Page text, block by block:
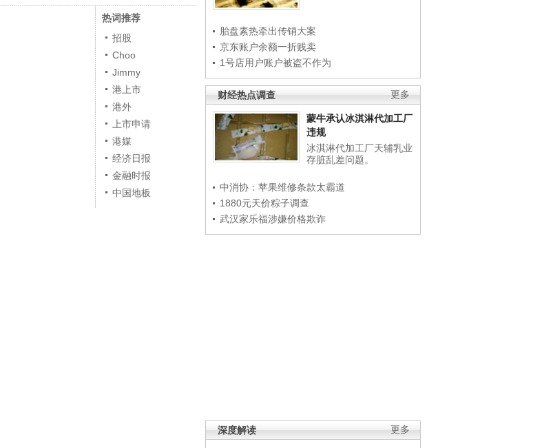
胎盘素热牵出传销大案
京东账户余额一折贱卖
1号店用户账户被盗不作为
更多
财经热点调查
蒙牛承认冰淇淋代加工厂
违规
冰淇淋代加工厂天辅乳业
存脏乱差问题。
中消协：苹果维修条款太霸道
1880元天价粽子调查
武汉家乐福涉嫌价格欺诈
更多
深度解读
热词推荐
招股
Choo
Jimmy
港上市
港外
上市申请
港媒
经济日报
金融时报
中国地板